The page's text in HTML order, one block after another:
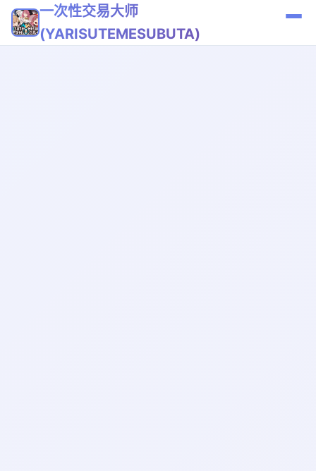
一次性交易大师
(YARISUTEMESUBUTA)